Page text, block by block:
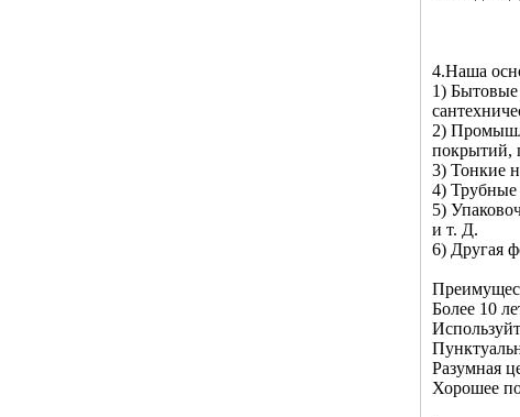
4.Наша
1) Бытовые
2)
покрытий,
3) Тонкие
4)
5)
и т. Д.
6) Другая
Более 10
Разумная
Хорошее